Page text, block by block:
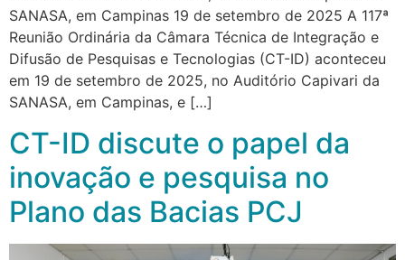
SANASA, em Campinas 19 de setembro de 2025 A 117ª
Reunião Ordinária da Câmara Técnica de Integração e
Difusão de Pesquisas e Tecnologias (CT-ID) aconteceu
em 19 de setembro de 2025, no Auditório Capivari da
SANASA, em Campinas, e […]
CT-ID discute o papel da
inovação e pesquisa no
Plano das Bacias PCJ